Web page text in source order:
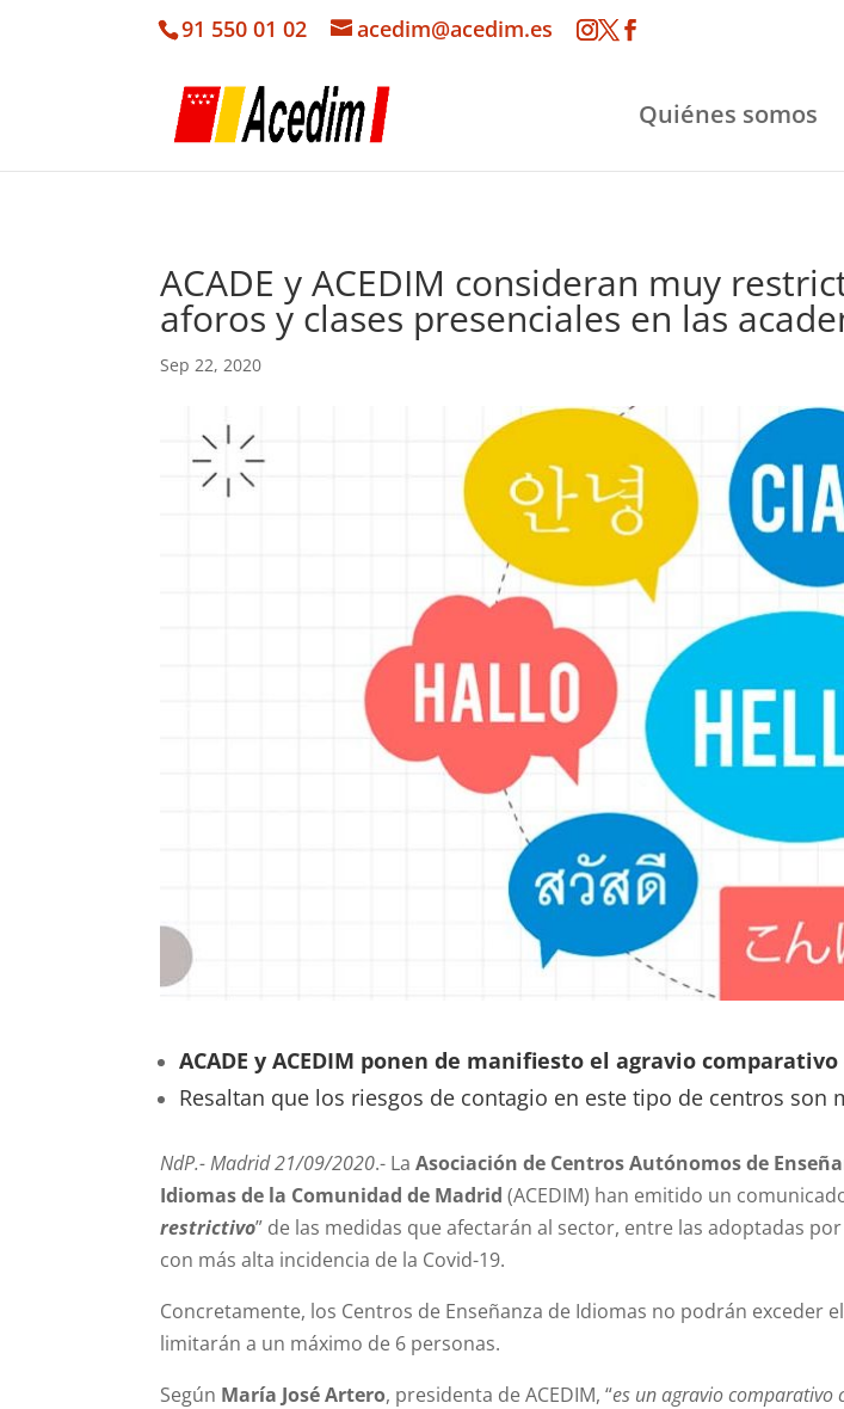
91 550 01 02 acedim@acedim.es
Quiénes somos
ACADE y ACEDIM consideran muy
aforos y clases presenciales en las
Sep 22, 2020
ACADE y ACEDIM ponen de manifiesto el agravio
Resaltan que los riesgos de contagio en este tipo de centros son
NdP.- Madrid 21/09/2020.- LaAsociación de Centros Autónomos de
Idiomas de la Comunidad de Madrid(ACEDIM) han emitido un
restrictivo” de las medidas que afectarán al sector, entre las adoptadas
con más alta incidencia de la Covid-19.
Concretamente, los Centros de Enseñanza de Idiomas no podrán exceder
limitarán a un máximo de 6 personas.
Según María José Artero, presidenta de ACEDIM, “es un agravio comparativo